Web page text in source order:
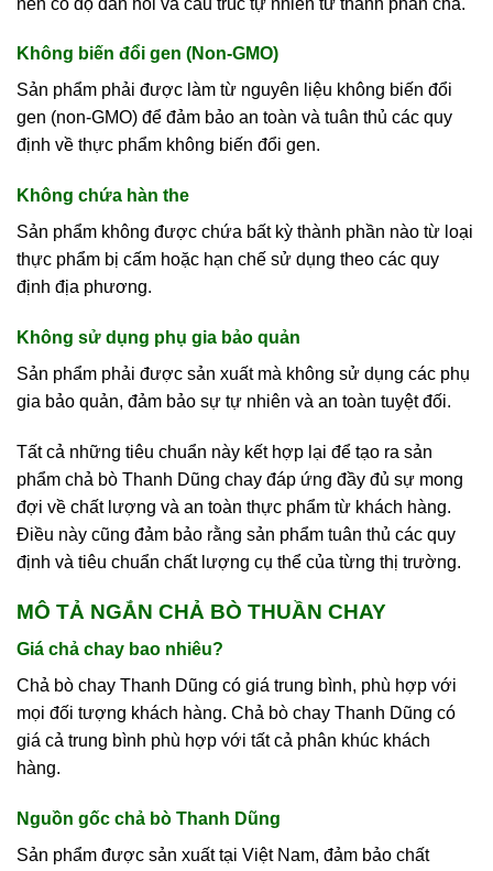
Không biến đổi gen (Non-GMO)
Sản phẩm phải được làm từ nguyên liệu không biến đổi
gen (non-GMO) để đảm bảo an toàn và tuân thủ các quy
định về thực phẩm không biến đổi gen.
Không chứa hàn the
Sản phẩm không được chứa bất kỳ thành phần nào từ loại
thực phẩm bị cấm hoặc hạn chế sử dụng theo các quy
định địa phương.
Không sử dụng phụ gia bảo quản
Sản phẩm phải được sản xuất mà không sử dụng các phụ
gia bảo quản, đảm bảo sự tự nhiên và an toàn tuyệt đối.
Tất cả những tiêu chuẩn này kết hợp lại để tạo ra sản
phẩm chả bò Thanh Dũng chay đáp ứng đầy đủ sự mong
đợi về chất lượng và an toàn thực phẩm từ khách hàng.
Điều này cũng đảm bảo rằng sản phẩm tuân thủ các quy
định và tiêu chuẩn chất lượng cụ thể của từng thị trường.
MÔ TẢ NGẮN CHẢ BÒ THUẦN CHAY
Giá chả chay bao nhiêu?
Chả bò chay Thanh Dũng có giá trung bình, phù hợp với
mọi đối tượng khách hàng. Chả bò chay Thanh Dũng có
giá cả trung bình phù hợp với tất cả phân khúc khách
hàng.
Nguồn gốc chả bò Thanh Dũng
Sản phẩm được sản xuất tại Việt Nam, đảm bảo chất